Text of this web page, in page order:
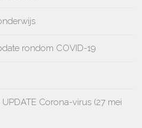
rondom COVID-19
Corona-virus (27 mei